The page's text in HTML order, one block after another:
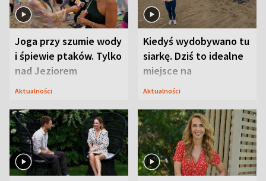
Joga przy szumie wody
i śpiewie ptaków. Tylko
nad Jeziorem
Tarnobrzeskim
Aktualności
Kiedyś wydobywano tu
siarkę. Dziś to idealne
miejsce na
wypoczynek
Aktualności